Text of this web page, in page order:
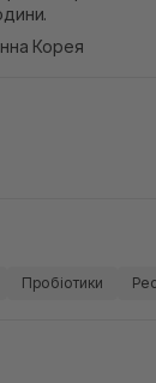
Корея
Пробіотики